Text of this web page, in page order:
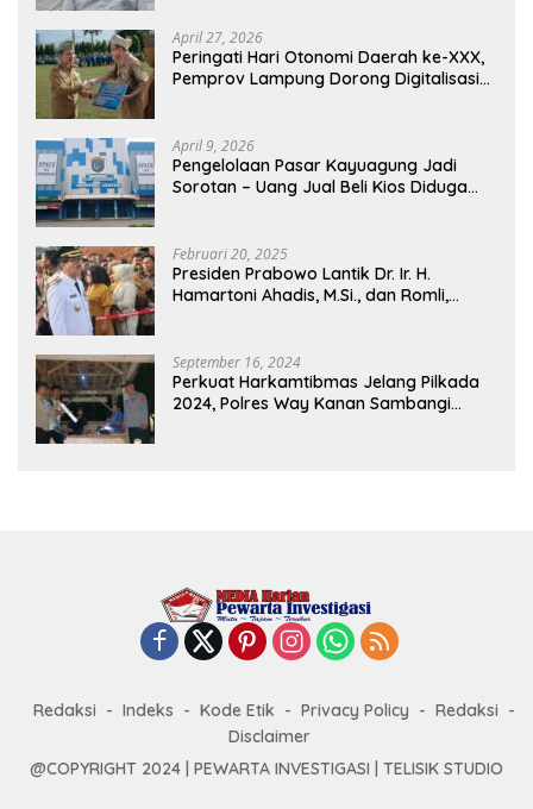
April 27, 2026
Peringati Hari Otonomi Daerah ke-XXX,
Pemprov Lampung Dorong Digitalisasi
April 9, 2026
Pengelolaan Pasar Kayuagung Jadi
Sorotan – Uang Jual Beli Kios Diduga
Februari 20, 2025
Presiden Prabowo Lantik Dr. Ir. H.
Hamartoni Ahadis, M.Si., dan Romli,
2025-2030 Di Istana Negara
September 16, 2024
Perkuat Harkamtibmas Jelang Pilkada
2024, Polres Way Kanan Sambangi
Redaksi Indeks Kode Etik Privacy Policy
Redaksi
Disclaimer
@COPYRIGHT 2024 | PEWARTA INVESTIGASI | TELISIK STUDIO